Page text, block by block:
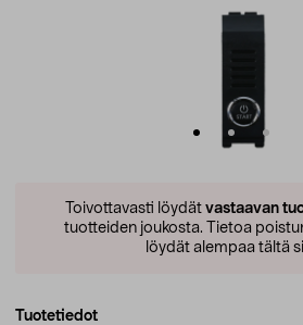
Toivottavasti löydät vastaavan
tuotteiden joukosta. Tietoa
löydät alempaa tältä
Tuotetiedot